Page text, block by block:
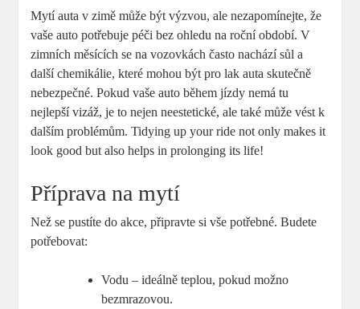
Mytí⁣ auta v zimě ‍může být ‌výzvou, ale nezapomínejte, že
vaše auto potřebuje péči bez ohledu na roční období.⁣ V
zimních měsících se‍ na vozovkách často nachází sůl a
další chemikálie, které mohou být pro lak auta skutečně
nebezpečné. Pokud vaše auto během jízdy nemá tu
nejlepší vizáž,⁤ je to nejen neestetické, ale také může vést k
dalším‌ problémům. Tidying up your ride not only makes ⁣it
look good but also helps in prolonging its life!
Příprava na mytí
Než se pustíte do ‌akce, připravte si vše potřebné. Budete
potřebovat:
Vodu – ideálně teplou, pokud možno
bezmrazovou.